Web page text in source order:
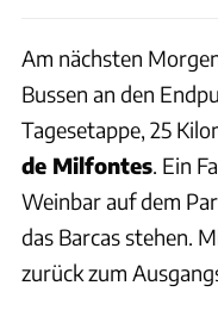
Am nächsten
Bussen an den
Tagesetappe, 25
de Milfontes. Ein
Weinbar auf dem
das Barcas stehen.
zurück zum